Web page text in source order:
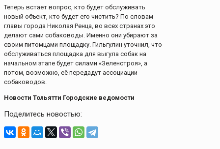
Теперь встает вопрос, кто будет обслуживать
новый объект, кто будет его чистить? По словам
главы города Николая Ренца, во всех странах это
делают сами собаководы. Именно они убирают за
своим питомцами площадку. Гильгулин уточнил, что
обслуживаться площадка для выгула собак на
начальном этапе будет силами «Зеленстроя», а
потом, возможно, её передадут ассоциации
собаководов.
Новости Тольятти Городские ведомости
Поделитесь новостью: